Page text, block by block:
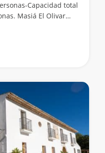
Capacidad total
Masiá El Olivar…